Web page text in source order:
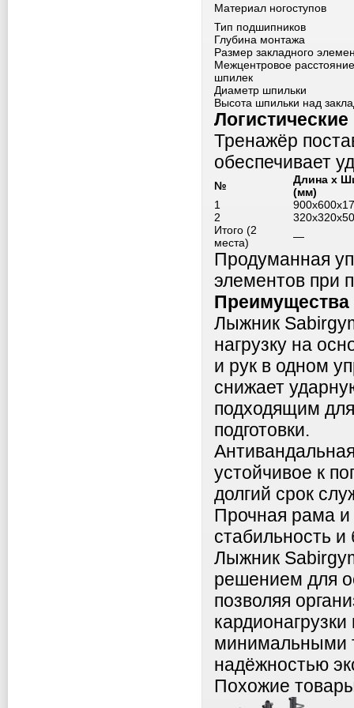
Материал ногоступов
Тип подшипников
Глубина монтажа
Размер закладного
Межцентровое расстояние
шпилек
Диаметр шпильки
Высота шпильки над
Тренажёр
обеспечивает
№
Длина x
(мм)
1
2
Итого (2
места)
—
Продуманная
элементов при
Преимущества
Лыжник
нагрузку на
и рук в одном
снижает
подходящим
подготовки.
устойчивое к
долгий срок
Прочная рама и
стабильность и
Лыжник
решением для
позволяя
минимальными
надёжностью
Похожие